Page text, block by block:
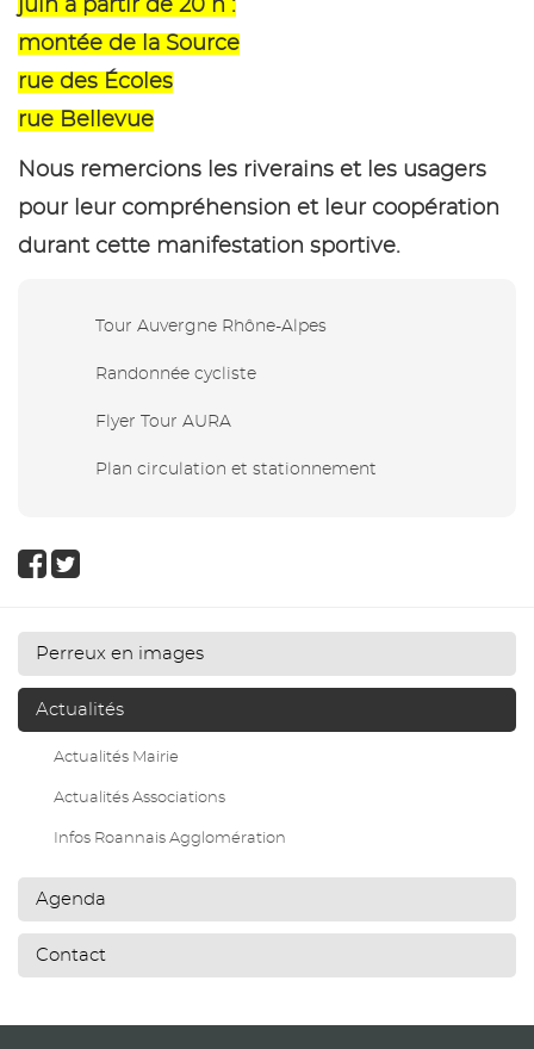
juin à partir de 20 h :
montée de la Source
rue des Écoles
rue Bellevue
Nous remercions les riverains et les usagers
pour leur compréhension et leur coopération
durant cette manifestation sportive.
Tour Auvergne Rhône-Alpes
Randonnée cycliste
Flyer Tour AURA
Plan circulation et stationnement
Perreux en images
Actualités
Actualités Mairie
Actualités Associations
Infos Roannais Agglomération
Agenda
Contact